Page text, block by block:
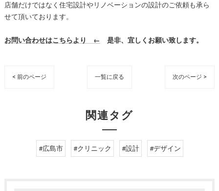
店舗だけではなく住宅設計やリノベーションの設計のご依頼も承ら
せて頂いております。
お問い合わせはこちらより ← 是非、宜しくお願い致します。
< 前のページ 一覧に戻る 次のページ >
関連タグ
#広島市 #クリニック #設計 #デザイン